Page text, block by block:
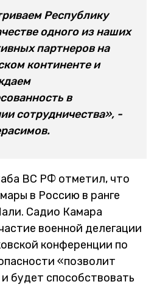
Республику
одного из наших
партнеров на
континенте и
в
сотрудничества», -
ВС РФ отметил, что
в Россию в ранге
Садио Камара
военной делегации
конференции по
«позволит
будет способствовать